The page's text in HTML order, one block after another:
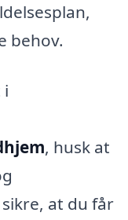
behov.
i
, husk at
at du får